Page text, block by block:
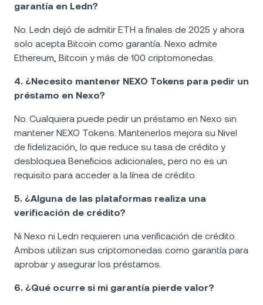
garantía en Ledn?
No. Ledn dejó de admitir ETH a finales de 2025 y ahora
solo acepta Bitcoin como garantía. Nexo admite
Ethereum, Bitcoin y más de 100 criptomonedas.
4. ¿Necesito mantener NEXO Tokens para pedir un
préstamo en Nexo?
No. Cualquiera puede pedir un préstamo en Nexo sin
mantener NEXO Tokens. Mantenerlos mejora su Nivel
de fidelización, lo que reduce su tasa de crédito y
desbloquea Beneficios adicionales, pero no es un
requisito para acceder a la línea de crédito.
5. ¿Alguna de las plataformas realiza una
verificación de crédito?
Ni Nexo ni Ledn requieren una verificación de crédito.
Ambos utilizan sus criptomonedas como garantía para
aprobar y asegurar los préstamos.
6. ¿Qué ocurre si mi garantía pierde valor?